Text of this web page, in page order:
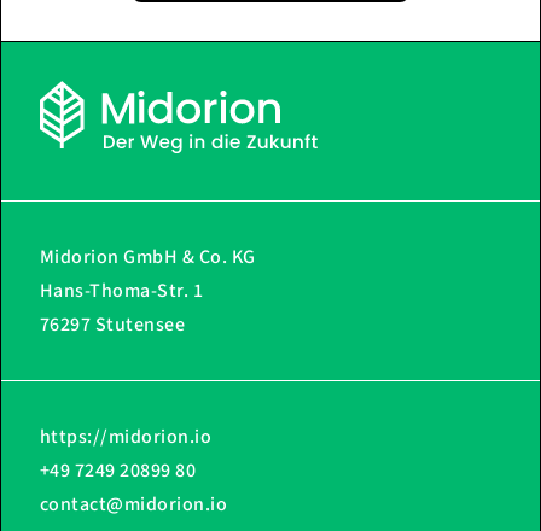
Midorion GmbH & Co. KG
Hans-Thoma-Str. 1
76297 Stutensee
https://midorion.io
+49 7249 20899 80
contact@midorion.io